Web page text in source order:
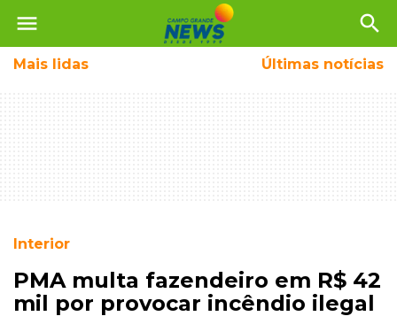
menu search
Mais lidas Últimas notícias
Interior
PMA multa fazendeiro em R$ 42
mil por provocar incêndio ilegal